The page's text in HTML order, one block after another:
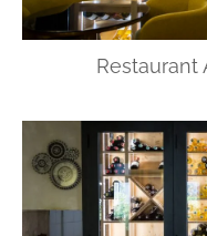
Restaurant